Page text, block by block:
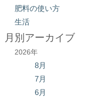
肥料の使い方
生活
月別アーカイブ
2026年
8月
7月
6月